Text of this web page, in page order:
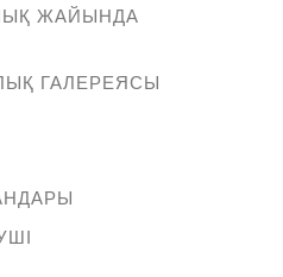
ЖАЙЫНДА
ГАЛЕРЕЯСЫ